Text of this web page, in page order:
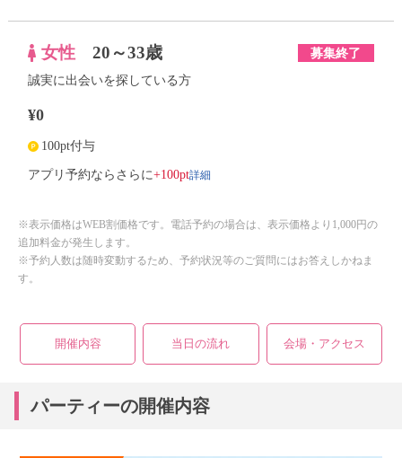
女性 20～33歳 募集終了
誠実に出会いを探している方
¥0
100pt付与
アプリ予約ならさらに+100pt詳細
※表示価格はWEB割価格です。電話予約の場合は、表示価格より1,000円の
追加料金が発生します。
※予約人数は随時変動するため、予約状況等のご質問にはお答えしかねま
す。
開催内容 当日の流れ 会場・アクセス
パーティーの開催内容